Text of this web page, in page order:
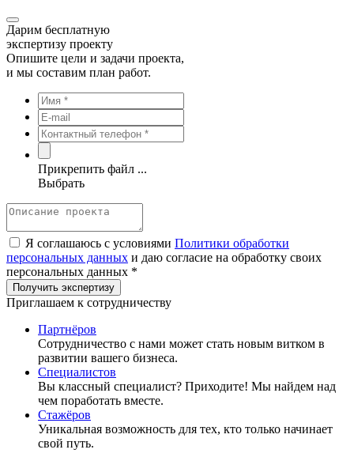
Дарим бесплатную
экспертизу проекту
Опишите цели и задачи проекта,
и мы составим план работ.
Прикрепить файл ...
Выбрать
Я соглашаюсь с условиями Политики обработки
персональных данных и даю согласие на обработку своих
персональных данных *
Приглашаем к сотрудничеству
Партнёров
Сотрудничество c нами может стать новым витком в
развитии вашего бизнеса.
Специалистов
Вы классный специалист? Приходите! Мы найдем над
чем поработать вместе.
Стажёров
Уникальная возможность для тех, кто только начинает
свой путь.